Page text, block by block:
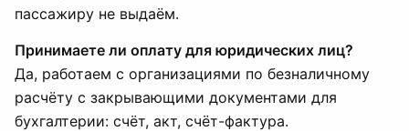
пассажиру не выдаём.
Принимаете ли оплату для юридических лиц?
Да, работаем с организациями по безналичному
расчёту с закрывающими документами для
бухгалтерии: счёт, акт, счёт-фактура.